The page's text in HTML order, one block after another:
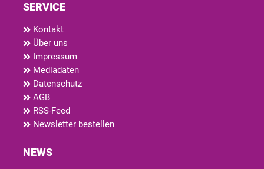
SERVICE
Kontakt
Über uns
Impressum
Mediadaten
Datenschutz
AGB
RSS-Feed
Newsletter bestellen
NEWS